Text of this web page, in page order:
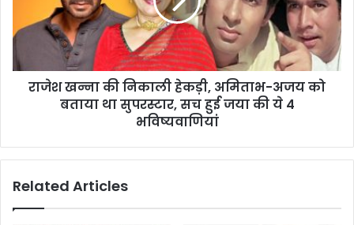
राजेश खन्ना की निकाली हेकड़ी, अमिताभ-अजय को
बताया था सुपरस्टार, सच हुई जया की ये 4
भविष्यवाणियां
Related Articles